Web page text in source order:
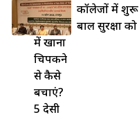
लोहे की
कड़ाही
में खाना
चिपकने
से कैसे
बचाएं?
5 देसी
कॉलेजों में शुरू
बाल सुरक्षा